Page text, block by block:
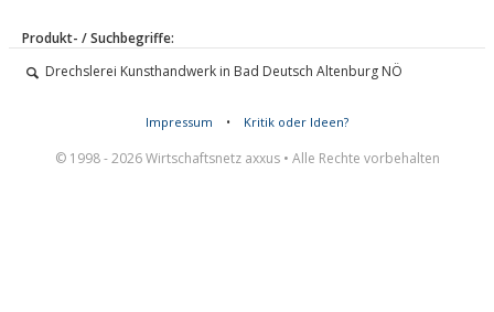
Produkt- / Suchbegriffe:
Drechslerei Kunsthandwerk in Bad Deutsch Altenburg NÖ
Impressum • Kritik oder Ideen?
© 1998 - 2026 Wirtschaftsnetz axxus • Alle Rechte vorbehalten